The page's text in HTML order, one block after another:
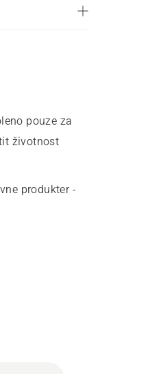
pouze za
životnost
produkter -